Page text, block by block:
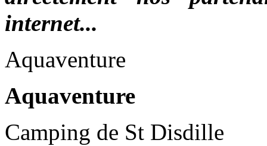
internet...
Aquaventure
Aquaventure
Camping de St Disdille